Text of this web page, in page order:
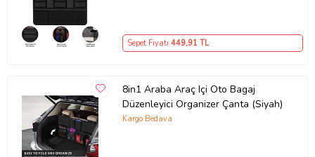
Sepet Fiyatı 449,91 TL
8in1 Araba Araç Içi Oto Bagaj
Düzenleyici Organizer Çanta (Siyah)
Kargo Bedava